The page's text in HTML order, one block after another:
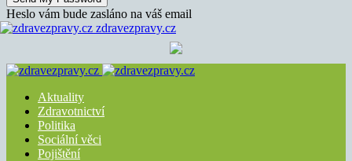
Heslo vám bude zasláno na váš email
zdravezpravy.cz
Aktuality
Zdravotnictví
Politika
Sociální věci
Pojištění